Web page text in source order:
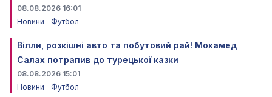
08.08.2026 16:01
Новини
Футбол
Вілли, розкішні авто та побутовий рай! Мохамед
Салах потрапив до турецької казки
08.08.2026 15:01
Новини
Футбол